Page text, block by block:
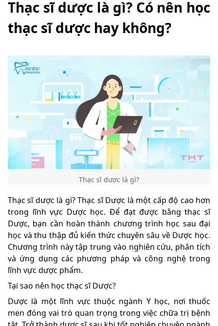
Thạc sĩ dược là gì? Có nên học
thạc sĩ dược hay không?
Thạc sĩ dược là gì?
Thạc sĩ dược là gì? Thạc sĩ Dược là một cấp độ cao hơn
trong lĩnh vực Dược học. Để đạt được bằng thạc sĩ
Dược, bạn cần hoàn thành chương trình học sau đại
học và thu thập đủ kiến thức chuyên sâu về Dược học.
Chương trình này tập trung vào nghiên cứu, phân tích
và ứng dụng các phương pháp và công nghệ trong
lĩnh vực dược phẩm.
Tại sao nên học thạc sĩ Dược?
Dược là một lĩnh vực thuộc ngành Y học, nơi thuốc
men đóng vai trò quan trọng trong việc chữa trị bệnh